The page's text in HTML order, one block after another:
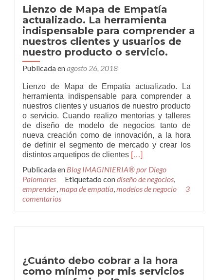
y
emprendimiento
a
nuestros
jóvenes
Lienzo de Mapa de Empatía
actualizado. La herramienta
indispensable para comprender a
nuestros clientes y usuarios de
nuestro producto o servicio.
Publicada enagosto 26, 2018
Lienzo de Mapa de Empatía actualizado. La
herramienta indispensable para comprender a
nuestros clientes y usuarios de nuestro producto
o servicio. Cuando realizo mentorias y talleres
de diseño de modelo de negocios tanto de
nueva creación como de innovación, a la hora
de definir el segmento de mercado y crear los
distintos arquetipos de clientes Leer
de
Mapa
de
actualizado.
comprender
a
[…]
Publicada en Blog IMAGINIERIA® por Diego
Palomares
Etiquetado condiseño de negocios,
emprender,mapa de empatía,modelos de negocio
3
comentarios
¿Cuánto debo cobrar a la hora
como mínimo por mis servicios